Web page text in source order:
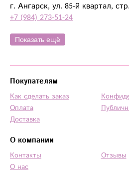
г. Ангарск, ул. 85-й квартал,
+7 (984) 273-51-24
Показать ещё
Покупателям
Как сделать заказ
Оплата
Доставка
О компании
Контакты
О нас
Отзывы